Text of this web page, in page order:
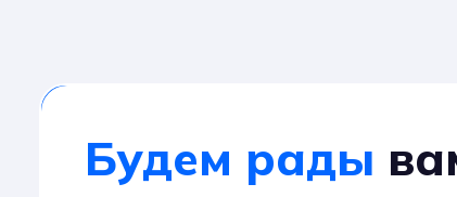
Будем рады